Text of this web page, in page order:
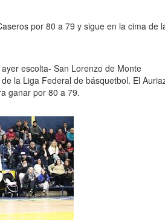
por 80 a 79 y sigue en la cima de
escolta- San Lorenzo de Monte
la Liga Federal de básquetbol. El
ganar por 80 a 79.